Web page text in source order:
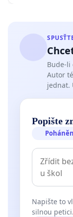
Bude-li
Autor
jednat.
Popište
Napište to
silnou petici.